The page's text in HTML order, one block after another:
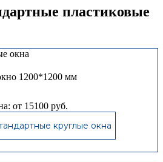
пластиковые
1200*1200 мм
от 15100 руб.
круглые окна